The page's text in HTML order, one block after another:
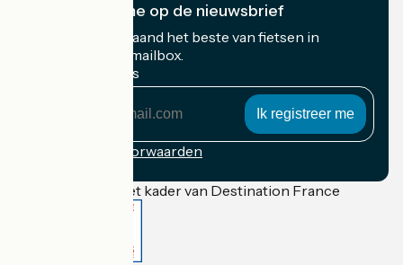
Ik abonneer me op de nieuwsbrief
Ontvang elke maand het beste van fietsen in
Frankrijk in uw mailbox.
Mijn e-mailadres
Inschrijvingsvoorwaarden
Gefinancierd in het kader van Destination France